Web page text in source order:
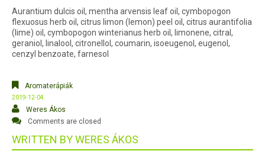
Aurantium dulcis oil, mentha arvensis leaf oil, cymbopogon
flexuosus herb oil, citrus limon (lemon) peel oil, citrus aurantifolia
(lime) oil, cymbopogon winterianus herb oil, limonene, citral,
geraniol, linalool, citronellol, coumarin, isoeugenol, eugenol,
cenzyl benzoate, farnesol
Aromaterápiák
2019-12-04
Weres Ákos
Comments are closed
WRITTEN BYWERES ÁKOS